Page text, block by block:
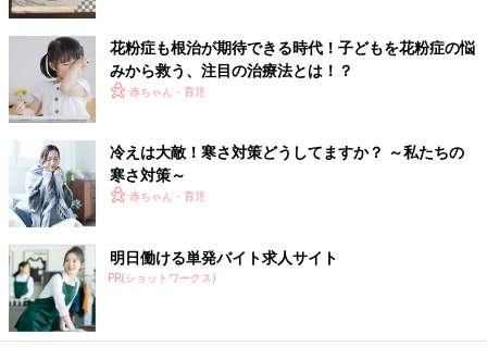
花粉症も根治が期待できる時代！子どもを花粉症の悩
みから救う、注目の治療法とは！？
赤ちゃん・育児
冷えは大敵！寒さ対策どうしてますか？ ～私たちの
寒さ対策～
赤ちゃん・育児
明日働ける単発バイト求人サイト
PR(ショットワークス)